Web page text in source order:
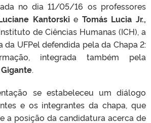
no dia 11/05/16 os professores
Kantorskie Tomás Lucia Jr.,
de Ciências Humanas (ICH), a
da UFPel defendida pela da Chapa 2:
integrada também pela
.
se estabeleceu um diálogo
e os integrantes da chapa, que
a posição da candidatura acerca de